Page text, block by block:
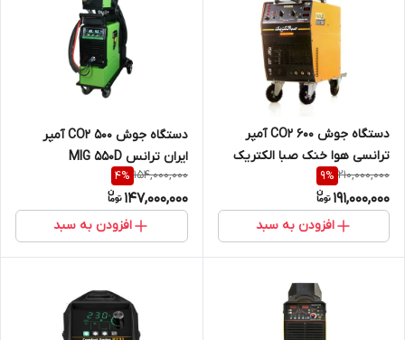
دستگاه جوش CO2 600 آمپر
ترانسی هوا خنک صبا الکتریک
POWER-MIG-SERIES 6.5AC
210,000,000
9%
191,000,000
افزودن به سبد
دستگاه جوش CO2 500 آمپر
ایران ترانس MIG 550D
154,000,000
4%
147,000,000
افزودن به سبد